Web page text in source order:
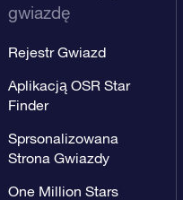
gwiazdę
Rejestr Gwiazd
Aplikacją OSR Star
Finder
Sprsonalizowana
Strona Gwiazdy
One Million Stars